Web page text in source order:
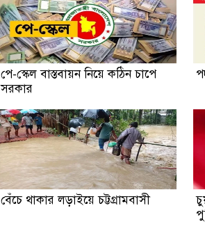
পে-স্কেল বাস্তবায়ন নিয়ে কঠিন চাপে
সরকার
বেঁচে থাকার লড়াইয়ে চট্টগ্রামবাসী